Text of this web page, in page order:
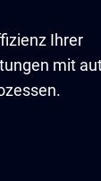
Ihrer
mit